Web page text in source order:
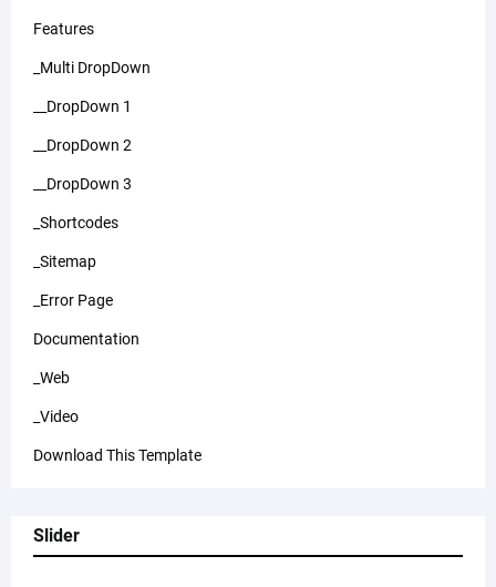
Features
_Multi DropDown
__DropDown 1
__DropDown 2
__DropDown 3
_Shortcodes
_Sitemap
_Error Page
Documentation
_Web
_Video
Download This Template
Slider